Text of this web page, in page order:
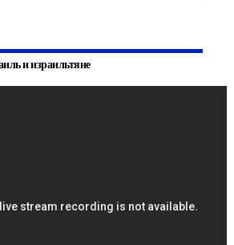
и израильтяне